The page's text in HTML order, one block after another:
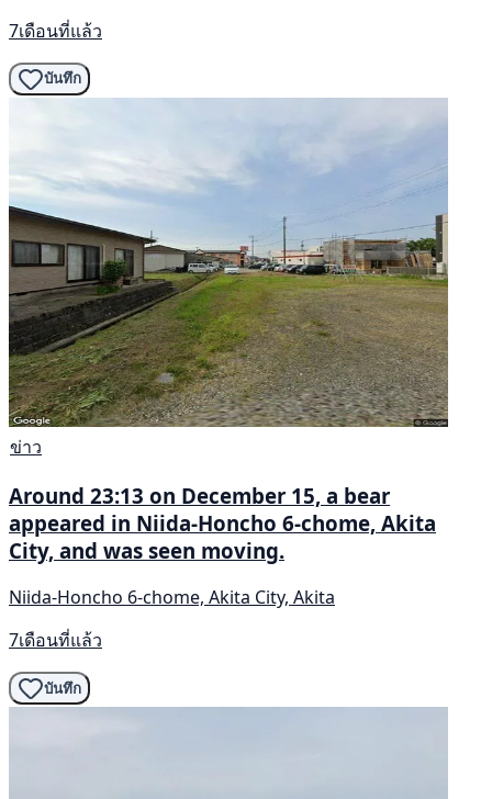
7เดือนที่แล้ว
บันทึก
ข่าว
Around 23:13 on December 15, a bear
appeared in Niida-Honcho 6-chome, Akita
City, and was seen moving.
Niida-Honcho 6-chome, Akita City, Akita
7เดือนที่แล้ว
บันทึก